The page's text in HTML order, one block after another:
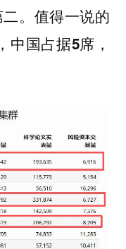
。值得一说的
中国占据5席 ，